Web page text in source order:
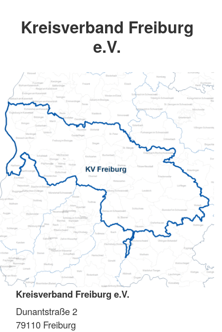
Kreisverband Freiburg
e.V.
Kreisverband Freiburg e.V.
Dunantstraße 2
79110 Freiburg